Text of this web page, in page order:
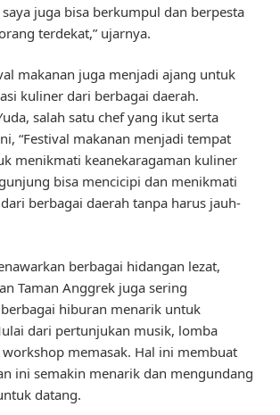
juga bisa berkumpul dan berpesta
terdekat,” ujarnya.
makanan juga menjadi ajang untuk
kuliner dari berbagai daerah.
salah satu chef yang ikut serta
“Festival makanan menjadi tempat
menikmati keanekaragaman kuliner
bisa mencicipi dan menikmati
berbagai daerah tanpa harus jauh-
berbagai hidangan lezat,
Taman Anggrek juga sering
hiburan menarik untuk
dari pertunjukan musik, lomba
memasak. Hal ini membuat
ini semakin menarik dan mengundang
datang.